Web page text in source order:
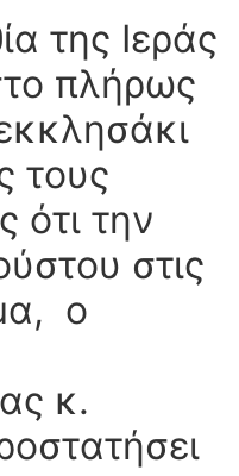
της Ιεράς
πλήρως
τους
ότι την
στις
ο
κ.